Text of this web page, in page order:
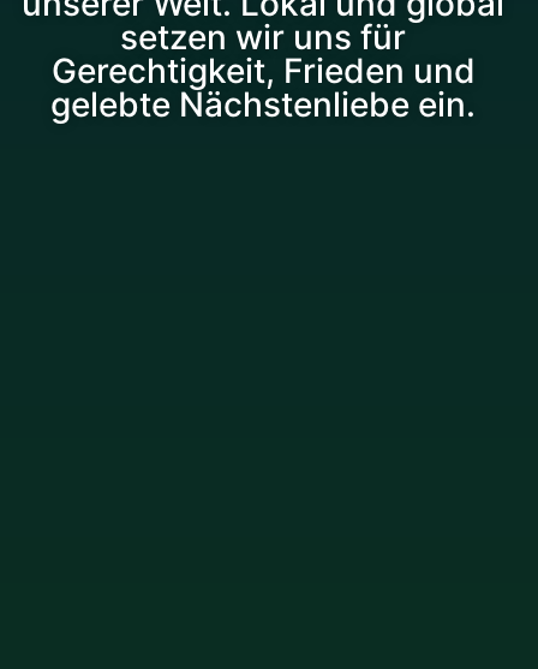
setzen wir uns für
Gerechtigkeit, Frieden und
gelebte Nächstenliebe ein.